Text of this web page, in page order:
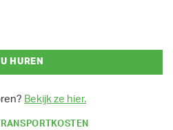
HUREN
Bekijk ze hier.